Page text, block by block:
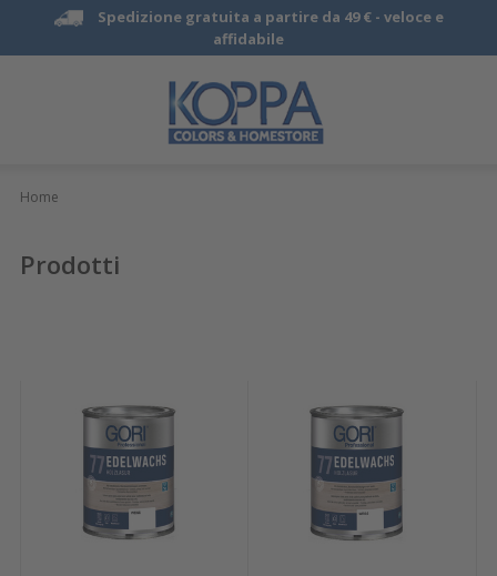
Spedizione gratuita a partire da 49 € - veloce e
affidabile
Home
Prodotti